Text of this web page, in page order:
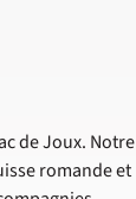
de Joux. Notre
romande et